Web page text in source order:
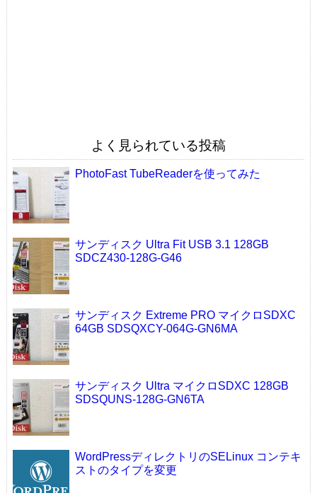
よく見られている投稿
PhotoFast TubeReaderを使ってみた
サンディスク Ultra Fit USB 3.1 128GB
SDCZ430-128G-G46
サンディスク Extreme PRO マイクロSDXC
64GB SDSQXCY-064G-GN6MA
サンディスク Ultra マイクロSDXC 128GB
SDSQUNS-128G-GN6TA
WordPressディレクトリのSELinux コンテキ
ストのタイプを変更